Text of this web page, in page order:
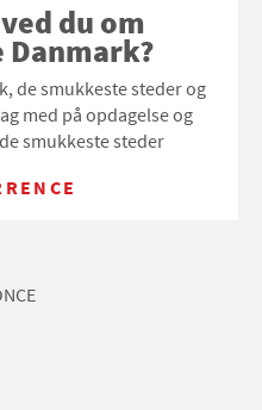
du om
de smukkeste steder og
med på opdagelse og
smukkeste steder